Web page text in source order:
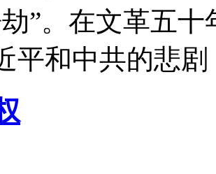
”。在文革五
平和中共的悲